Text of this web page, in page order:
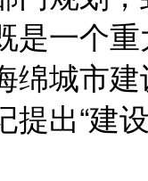
是一个
绵城市
提出“建